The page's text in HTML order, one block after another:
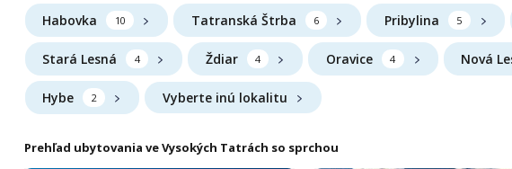
Habovka 10 Tatranská Štrba 6 Pribylina 5
Stará Lesná 4 Ždiar 4 Oravice 4 Nová
Hybe 2 Vyberte inú lokalitu
Prehľad ubytovania ve Vysokých Tatrách so sprchou